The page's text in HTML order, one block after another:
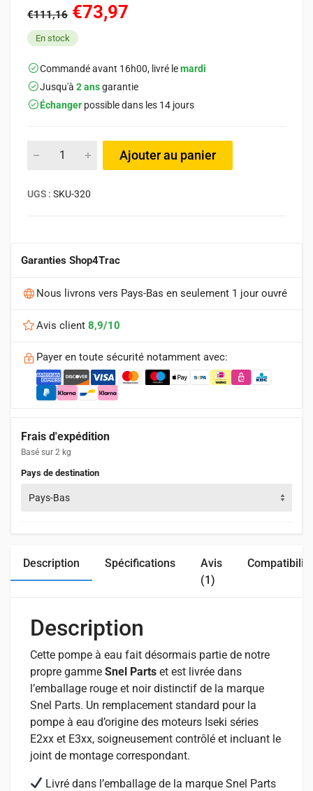
€111,16 €73,97
En stock
Commandé avant 16h00, livré lemardi
Jusqu'à 2 ansgarantie
Échanger possible dans les 14 jours
Ajouter au panier
UGS : SKU-320
Garanties Shop4Trac
Nous livrons vers Pays-Bas en seulement 1 jour ouvré
Avis client 8,9/10
Payer en toute sécurité notamment avec:
Frais d'expédition
Basé sur 2 kg
Pays de destination
Pays-Bas
Description Spécifications
Avis
(1)
Compatibilité
Description
Cette pompe à eau fait désormais partie de notre
propre gamme Snel Parts et est livrée dans
l’emballage rouge et noir distinctif de la marque
Snel Parts. Un remplacement standard pour la
pompe à eau d’origine des moteurs Iseki séries
E2xx et E3xx, soigneusement contrôlé et incluant le
joint de montage correspondant.
Livré dans l’emballage de la marque Snel Parts